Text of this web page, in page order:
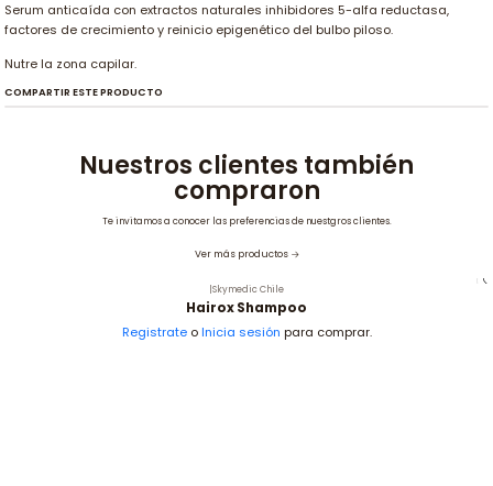
Serum anticaída con extractos naturales inhibidores 5-alfa reductasa,
factores de crecimiento y reinicio epigenético del bulbo piloso.
Nutre la zona capilar.
COMPARTIR ESTE PRODUCTO
Nuestros clientes también
compraron
Te invitamos a conocer las preferencias de nuestgros clientes.
Ver más productos
Skymedic Chile
Hairox Shampoo
Registrateo Inicia sesión para comprar.